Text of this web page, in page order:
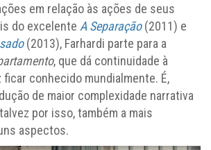
em relação às ações de seus
do excelente A Separação(2011) e
(2013), Farhardi parte para a
, que dá continuidade à
conhecido mundialmente. É,
de maior complexidade narrativa
por isso, também a mais
aspectos.